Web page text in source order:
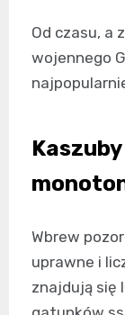
Od czasu, a
wojennego
Wbrew
uprawne i
znajdują się